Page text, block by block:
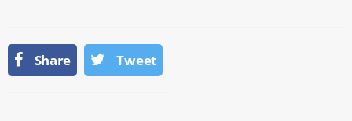
Share Tweet